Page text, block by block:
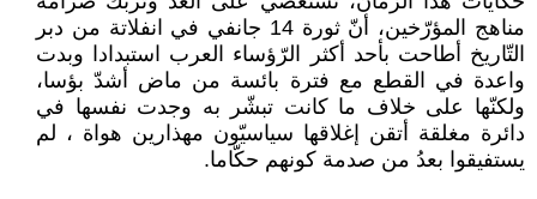
مناهج المؤرّخين، أنّ ثورة 14 جانفي في انفلاتة من دبر
التّاريخ أطاحت بأحد أكثر الرّؤساء العرب استبدادا وبدت
واعدة في القطع مع فترة بائسة من ماض أشدّ بؤسا،
ولكنّها على خلاف ما كانت تبشّر به وجدت نفسها في
دائرة مغلقة أتقن إغلاقها سياسيّون مهذارين هواة ، لم
يستفيقوا بعدُ من صدمة كونهم حكّاما.